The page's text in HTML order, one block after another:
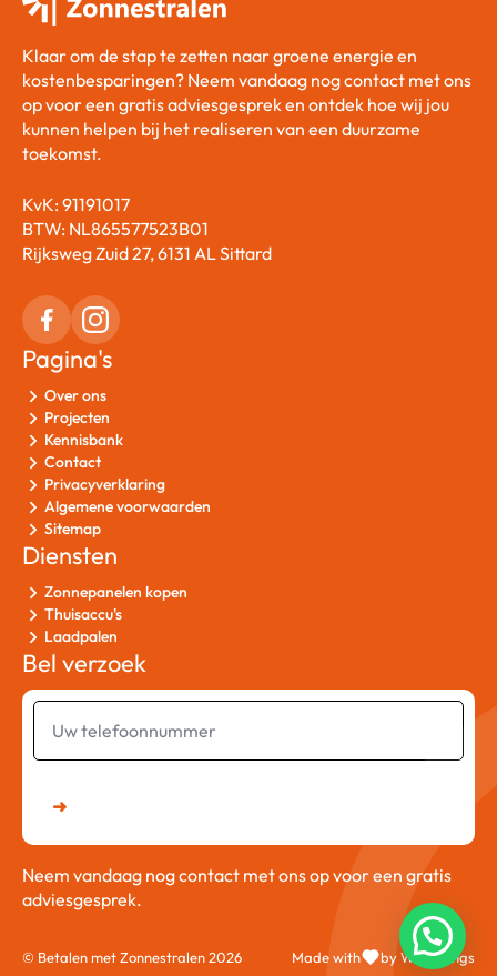
Klaar om de stap te zetten naar groene energie en
kostenbesparingen? Neem vandaag nog contact met ons
op voor een gratis adviesgesprek en ontdek hoe wij jou
kunnen helpen bij het realiseren van een duurzame
toekomst.
KvK: 91191017
BTW: NL865577523B01
Rijksweg Zuid 27, 6131 AL Sittard
Pagina's
Over ons
Projecten
Kennisbank
Contact
Privacyverklaring
Algemene voorwaarden
Sitemap
Diensten
Zonnepanelen kopen
Thuisaccu's
Laadpalen
Bel verzoek
Uw
telefoonnummer
➜
Neem vandaag nog contact met ons op voor een gratis
adviesgesprek.
© Betalen met Zonnestralen 2026 Made with by Web Wings